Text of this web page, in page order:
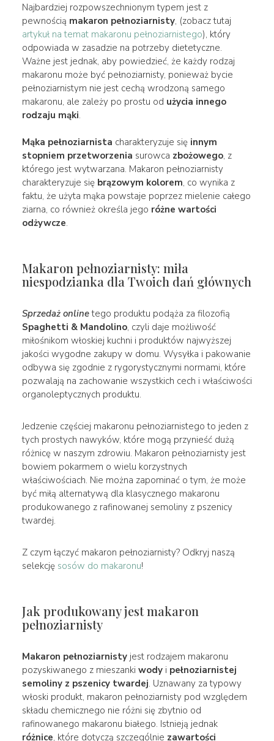
Najbardziej rozpowszechnionym typem jest z
pewnością makaron pełnoziarnisty, (zobacz tutaj
artykuł na temat makaronu pełnoziarnistego), który
odpowiada w zasadzie na potrzeby dietetyczne.
Ważne jest jednak, aby powiedzieć, że każdy rodzaj
makaronu może być pełnoziarnisty, ponieważ bycie
pełnoziarnistym nie jest cechą wrodzoną samego
makaronu, ale zależy po prostu od użycia innego
rodzaju mąki.
Mąka pełnoziarnista charakteryzuje się innym
stopniem przetworzenia surowca zbożowego, z
którego jest wytwarzana. Makaron pełnoziarnisty
charakteryzuje się brązowym kolorem, co wynika z
faktu, że użyta mąka powstaje poprzez mielenie całego
ziarna, co również określa jego różne wartości
odżywcze.
Makaron pełnoziarnisty: miła
niespodzianka dla Twoich dań głównych
Sprzedaż onlinetego produktu podąża za filozofią
Spaghetti & Mandolino, czyli daje możliwość
miłośnikom włoskiej kuchni i produktów najwyższej
jakości wygodne zakupy w domu. Wysyłka i pakowanie
odbywa się zgodnie z rygorystycznymi normami, które
pozwalają na zachowanie wszystkich cech i właściwości
organoleptycznych produktu.
Jedzenie częściej makaronu pełnoziarnistego to jeden z
tych prostych nawyków, które mogą przynieść dużą
różnicę w naszym zdrowiu. Makaron pełnoziarnisty jest
bowiem pokarmem o wielu korzystnych
właściwościach. Nie można zapominać o tym, że może
być miłą alternatywą dla klasycznego makaronu
produkowanego z rafinowanej semoliny z pszenicy
twardej.
Z czym łączyć makaron pełnoziarnisty? Odkryj naszą
selekcję sosów do makaronu!
Jak produkowany jest makaron
pełnoziarnisty
Makaron pełnoziarnistyjest rodzajem makaronu
pozyskiwanego z mieszanki wodyi pełnoziarnistej
semoliny z pszenicy twardej. Uznawany za typowy
włoski produkt, makaron pełnoziarnisty pod względem
składu chemicznego nie różni się zbytnio od
rafinowanego makaronu białego. Istnieją jednak
różnice, które dotyczą szczególnie zawartości